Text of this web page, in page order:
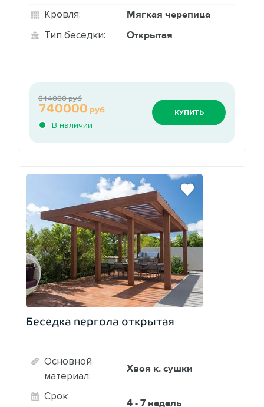
Кровля: Мягкая черепица
Тип беседки: Открытая
В наличии
740000 руб
814000 руб
КУПИТЬ
Беседка пергола открытая
Основной
материал:
Хвоя к. сушки
Срок
4 - 7 недель